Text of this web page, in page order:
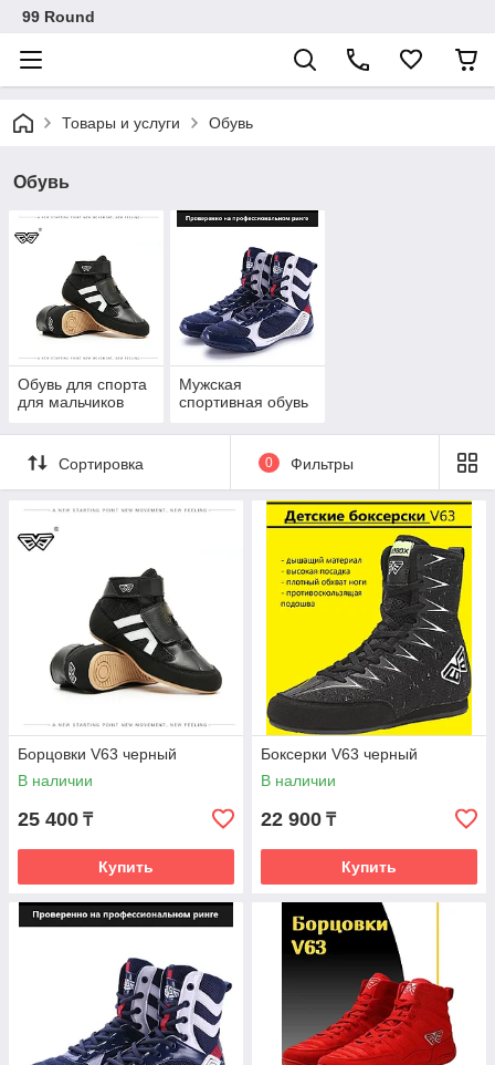
99 Round
Товары и услуги Обувь
Обувь
Обувь для спорта
для мальчиков
Мужская
спортивная обувь
Сортировка 0 Фильтры
Борцовки V63 черный
В наличии
25 400 ₸
Купить
Боксерки V63 черный
В наличии
22 900 ₸
Купить